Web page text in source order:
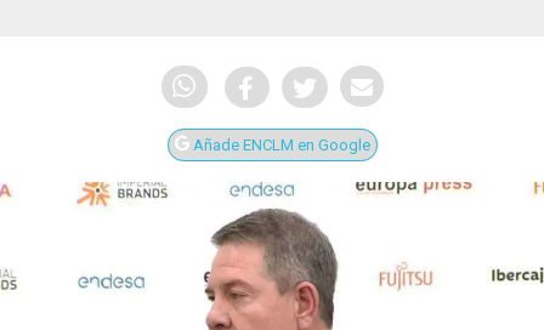
Añade ENCLM en Google